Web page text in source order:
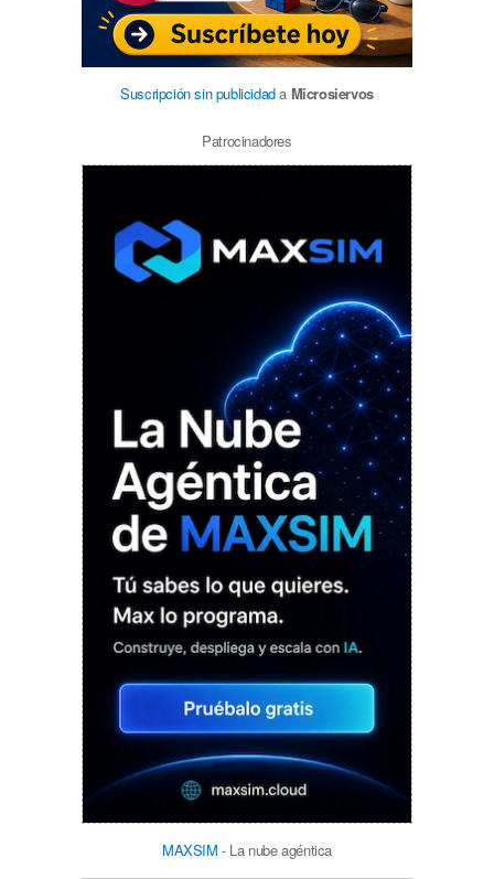
Suscripción sin publicidada Microsiervos
Patrocinadores
MAXSIM - La nube agéntica